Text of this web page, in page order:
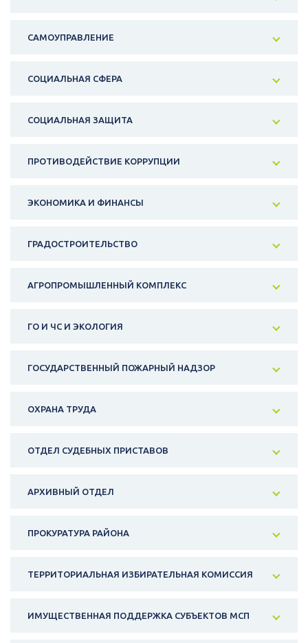
САМОУПРАВЛЕНИЕ
СОЦИАЛЬНАЯ СФЕРА
СОЦИАЛЬНАЯ ЗАЩИТА
ПРОТИВОДЕЙСТВИЕ КОРРУПЦИИ
ЭКОНОМИКА И ФИНАНСЫ
ГРАДОСТРОИТЕЛЬСТВО
АГРОПРОМЫШЛЕННЫЙ КОМПЛЕКС
ГО И ЧС И ЭКОЛОГИЯ
ГОСУДАРСТВЕННЫЙ ПОЖАРНЫЙ НАДЗОР
ОХРАНА ТРУДА
ОТДЕЛ СУДЕБНЫХ ПРИСТАВОВ
АРХИВНЫЙ ОТДЕЛ
ПРОКУРАТУРА РАЙОНА
ТЕРРИТОРИАЛЬНАЯ ИЗБИРАТЕЛЬНАЯ КОМИССИЯ
ИМУЩЕСТВЕННАЯ ПОДДЕРЖКА СУБЪЕКТОВ МСП